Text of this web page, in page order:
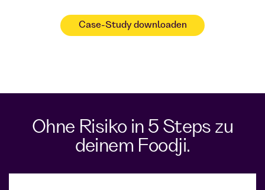
Case-Study downloaden
Ohne Risiko in 5 Steps zu
deinem Foodji.